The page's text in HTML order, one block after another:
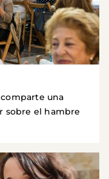
una
sobre el hambre